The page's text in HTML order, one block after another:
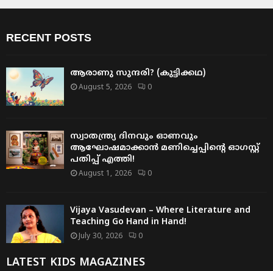
RECENT POSTS
ആരാണു സുന്ദരി? (കുട്ടിക്കഥ)
August 5, 2026 0
സ്വാതന്ത്ര്യ ദിനവും ഓണവും
ആഘോഷമാക്കാൻ മണിച്ചെപ്പിന്റെ ഓഗസ്റ്റ്
പതിപ്പ് എത്തി!
August 1, 2026 0
Vijaya Vasudevan – Where Literature and
Teaching Go Hand in Hand!
July 30, 2026 0
LATEST KIDS MAGAZINES